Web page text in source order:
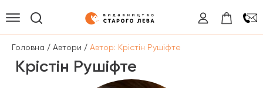
Головна / Автори / Автор: Крістін Рушіфте
Крістін Рушіфте